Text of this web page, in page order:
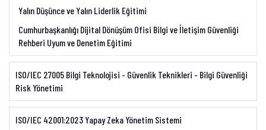
Yalın Düşünce ve Yalın Liderlik Eğitimi
Cumhurbaşkanlığı Dijital Dönüşüm Ofisi Bilgi ve İletişim Güvenliği
Rehberi Uyum ve Denetim Eğitimi
ISO/IEC 27005 Bilgi Teknolojisi - Güvenlik Teknikleri - Bilgi Güvenliği
Risk Yönetimi
ISO/IEC 42001:2023 Yapay Zeka Yönetim Sistemi